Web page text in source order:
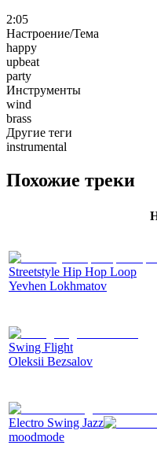
2:05
Настроение/Тема
happy
upbeat
party
Инструменты
wind
brass
Другие теги
instrumental
Похожие треки
Streetstyle Hip Hop Loop
Yevhen Lokhmatov
Swing Flight
Oleksii Bezsalov
Electro Swing Jazz
moodmode